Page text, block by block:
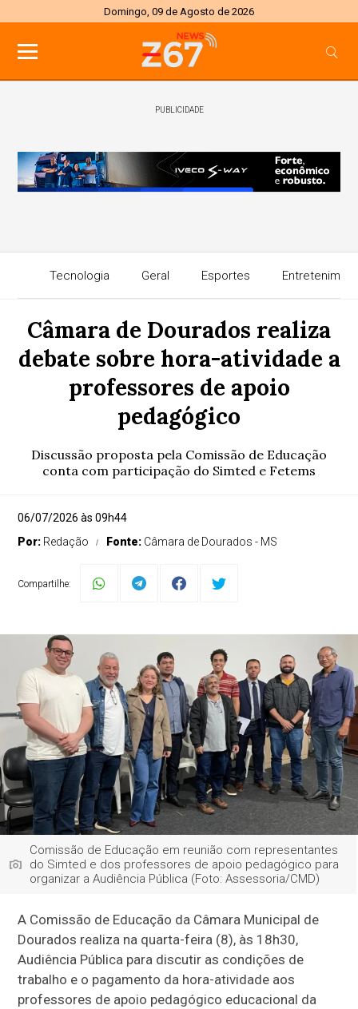
Domingo, 09 de Agosto de 2026
PUBLICIDADE
Tecnologia Geral Esportes
Câmara de Dourados realiza
debate sobre hora-atividade a
professores de apoio
pedagógico
Discussão proposta pela Comissão de Educação
conta com participação do Simted e Fetems
06/07/2026 às 09h44
Por: Redação Fonte: Câmara de Dourados - MS
Compartilhe:
Comissão de Educação em reunião com representantes
do Simted e dos professores de apoio pedagógico para
organizar a Audiência Pública (Foto: Assessoria/CMD)
A Comissão de Educação da Câmara Municipal de
Dourados realiza na quarta-feira (8), às 18h30,
Audiência Pública para discutir as condições de
trabalho e o pagamento da hora-atividade aos
professores de apoio pedagógico educacional da